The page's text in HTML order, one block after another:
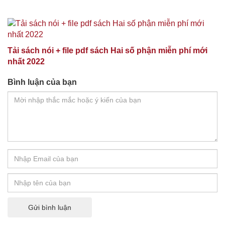
Tải sách nói + file pdf sách Hai số phận miễn phí mới
nhất 2022
Bình luận của bạn
Gửi bình luận